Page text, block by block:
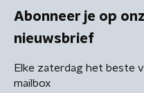
Abonneer je op
nieuwsbrief
Elke zaterdag het beste
mailbox